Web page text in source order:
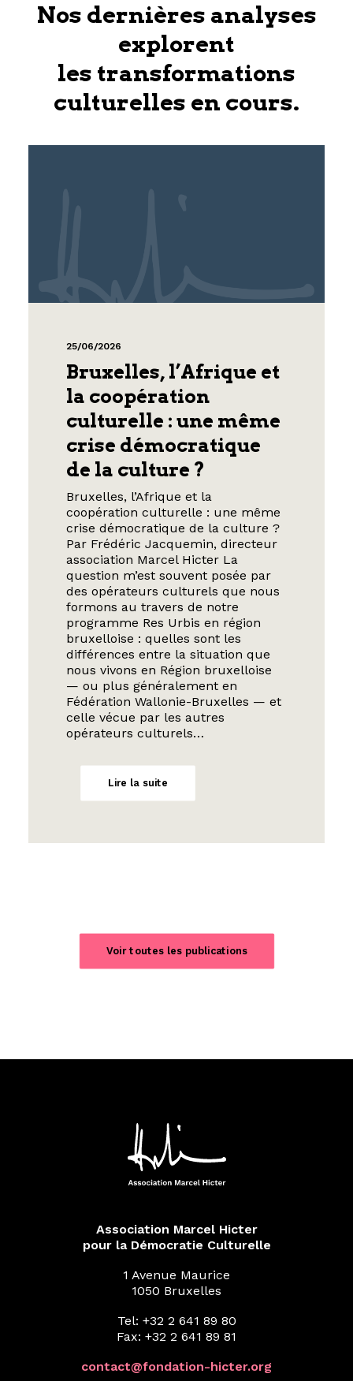
Nos dernières analyses
explorent
les transformations
culturelles en cours.
25/06/2026
Bruxelles, l’Afrique et
la coopération
culturelle : une même
crise démocratique
de la culture ?
Bruxelles, l’Afrique et la
coopération culturelle : une même
crise démocratique de la culture ?
Par Frédéric Jacquemin, directeur
association Marcel Hicter La
question m’est souvent posée par
des opérateurs culturels que nous
formons au travers de notre
programme Res Urbis en région
bruxelloise : quelles sont les
différences entre la situation que
nous vivons en Région bruxelloise
— ou plus généralement en
Fédération Wallonie-Bruxelles — et
celle vécue par les autres
opérateurs culturels…
Lire la suite
Voir toutes les publications
Association Marcel Hicter
pour la Démocratie Culturelle
1 Avenue Maurice
1050 Bruxelles
Tel: +32 2 641 89 80
Fax: +32 2 641 89 81
contact@fondation-hicter.org